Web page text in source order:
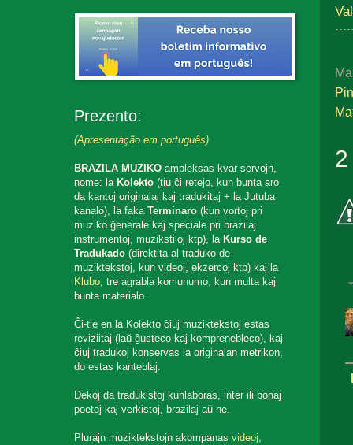
Prezento:
(Apresentação em português)
BRAZILA MUZIKO ampleksas kvar servojn,
nome: la Kolekto (tiu ĉi retejo, kun bunta aro
da kantoj originalaj kaj tradukitaj + la Jutuba
kanalo), la fakaTerminaro (kun vortoj pri
muziko ĝenerale kaj speciale pri brazilaj
instrumentoj, muzikstiloj ktp), la Kurso de
Tradukado (direktita al traduko de
muziktekstoj, kun videoj, ekzercoj ktp) kaj la
Klubo, tre agrabla komunumo, kun multa kaj
bunta materialo.
Ĉi-tie en la Kolekto ĉiuj muziktekstoj estas
reviziitaj (laŭ ĝusteco kaj komprenebleco), kaj
ĉiuj tradukoj konservas la originalan metrikon,
do estas kanteblaj.
Dekoj da tradukistoj kunlaboras, inter ili bonaj
poetoj kaj verkistoj, brazilaj aŭ ne.
Plurajn muziktekstojn akompanasvideoj,